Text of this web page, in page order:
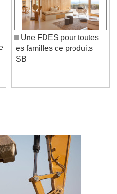
Une FDES pour toutes
les familles de produits